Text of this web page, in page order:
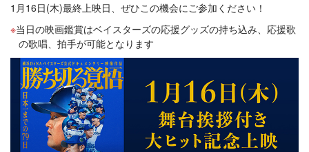
1月16日(木)最終上映日、ぜひこの機会にご参加ください！
当日の映画鑑賞はベイスターズの応援グッズの持ち込み、応援歌
の歌唱、拍手が可能となります